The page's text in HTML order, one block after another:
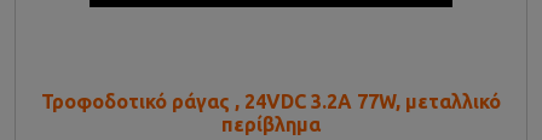
Τροφοδοτικό ράγας , 24VDC 3.2A 77W, μεταλλικό
περίβλημα